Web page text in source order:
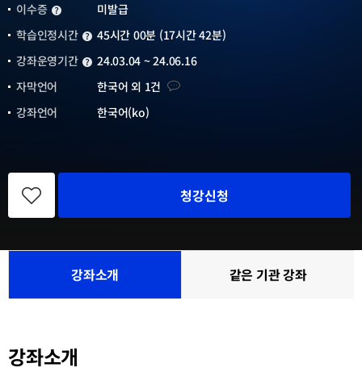
이수증 이수증
미발급
학습인정시간 학습인정시간
45시간 00분 (17시간 42분)
강좌운영기간 강좌운영기간
24.03.04 ~ 24.06.16
자막언어
한국어 외 1건 자막언어
강좌언어
한국어(ko)
관
좌
등
청강신청
강좌소개 같은 기관 강좌
참
목
록
강좌소개